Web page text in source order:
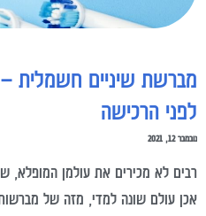
מברשת שיניים חשמלית
לפני הרכישה
נובמבר 12, 2021
רבים לא מכירים את עולמן המופלא,
אכן עולם שונה למדי, מזה של